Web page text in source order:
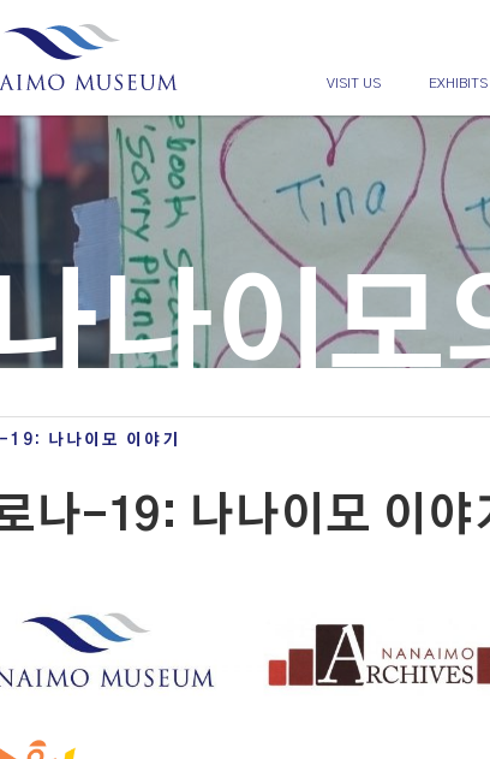
VISIT US
나이모
19: 나나이모 이야기
나-19: 나나이모 이야